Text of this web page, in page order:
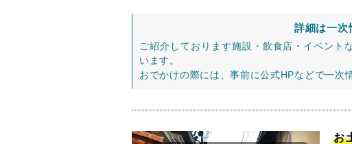
詳細は一次
ご紹介しております施設・飲食店・イベント
います。
おでかけの際には、事前に公式HPなどで一次
お